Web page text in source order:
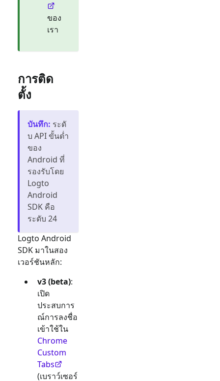
ของ
เรา
การติด
ตั้ง
บันทึก: ระดั
บ API ขั้นต่ำ
ของ
Android ที่
รองรับโดย
Logto
Android
SDK คือ
ระดับ 24
Logto Android
SDK มาในสอง
เวอร์ชันหลัก:
v3 (beta):
เปิด
ประสบการ
ณ์การลงชื่อ
เข้าใช้ใน
Chrome
Custom
Tabs
(เบราว์เซอร์